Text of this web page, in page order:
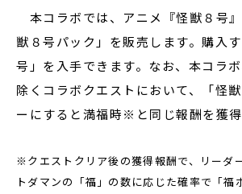
本コラボでは、アニメ『怪獣８号
獣８号パック」を販売します。購入
号」を入手できます。なお、本コラ
除くコラボクエストにおいて、「怪
ーにすると満福時※と同じ報酬を獲得
※クエストクリア後の獲得報酬で、リーダ
トダマンの「福」の数に応じた確率で「福